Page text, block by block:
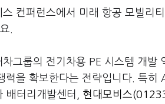
컨퍼런스에서 미래 항공 모빌리
.
그룹의 전기차용 PE 시스템 개발
력을 확보한다는 전략입니다. 특
배터리개발센터, 현대모비스